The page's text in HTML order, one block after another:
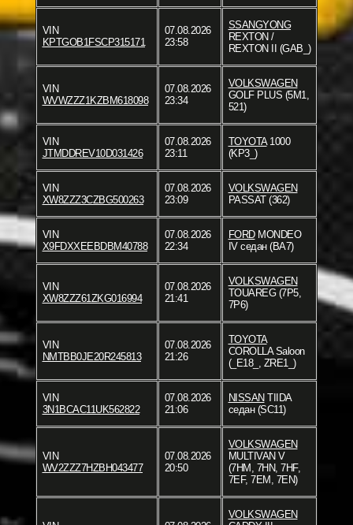
VIN
KPTGOB1FSCP315171
07.08.2026
23:58
SSANGYONG
REXTON /
REXTON II (GAB_)
VIN
WVWZZZ1KZBM618098
07.08.2026
23:34
VOLKSWAGEN
GOLF PLUS (5M1,
521)
VIN
JTMDDREV10D031426
07.08.2026
23:11
TOYOTA1000
(KP3_)
VIN
XW8ZZZ3CZBG500263
07.08.2026
23:09
VOLKSWAGEN
PASSAT (362)
VIN
X9FDXXEEBDBM40788
07.08.2026
22:34
FORDMONDEO
IV седан (BA7)
VIN
XW8ZZZ61ZKG016994
07.08.2026
21:41
VOLKSWAGEN
TOUAREG (7P5,
7P6)
VIN
NMTBB0JE20R245813
07.08.2026
21:26
TOYOTA
COROLLA Saloon
(_E18_, ZRE1_)
VIN
3N1BCAC11UK562822
07.08.2026
21:06
NISSAN TIIDA
седан (SC11)
VIN
WV2ZZZ7HZBH043477
07.08.2026
20:50
VOLKSWAGEN
MULTIVAN V
(7HM, 7HN, 7HF,
7EF, 7EM, 7EN)
VOLKSWAGEN